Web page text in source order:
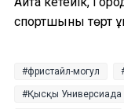
спортшыны төрт
фристайл-могул
Қысқы Универсиада